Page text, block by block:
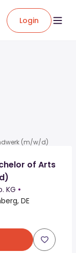
Login
(m/w/d)
of Arts
KG •
DE